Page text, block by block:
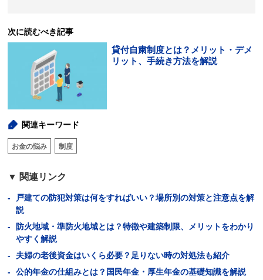
次に読むべき記事
貸付自粛制度とは？メリット・デメ
リット、手続き方法を解説
関連キーワード
お金の悩み 制度
関連リンク
戸建ての防犯対策は何をすればいい？場所別の対策と注意点を解
説
防火地域・準防火地域とは？特徴や建築制限、メリットをわかり
やすく解説
夫婦の老後資金はいくら必要？足りない時の対処法も紹介
公的年金の仕組みとは？国民年金・厚生年金の基礎知識を解説